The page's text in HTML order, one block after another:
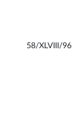
58/XLVIII/96